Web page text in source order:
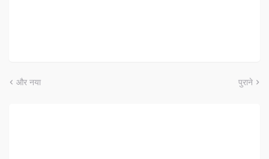
और नया पुराने